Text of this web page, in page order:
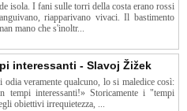
isola. I fani sulle torri della costa erano rossi
riapparivano vivaci. Il bastimento
mano che s'inoltr...
interessanti - Slavoj Žižek
veramente qualcuno, lo si maledice così:
tempi interessanti!» Storicamente i "tempi
obiettivi irrequietezza, ...